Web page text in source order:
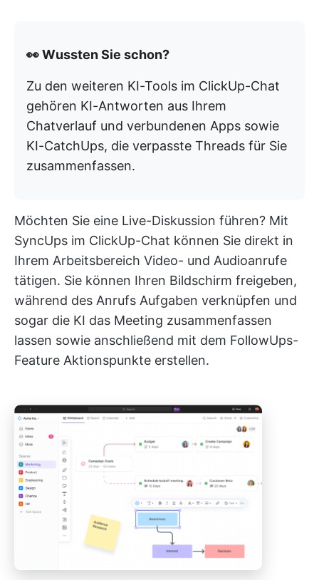
👀 Wussten Sie schon?
Zu den weiteren KI-Tools im ClickUp-Chat
gehören KI-Antworten aus Ihrem
Chatverlauf und verbundenen Apps sowie
KI-CatchUps, die verpasste Threads für Sie
zusammenfassen.
Möchten Sie eine Live-Diskussion führen? Mit
SyncUps im ClickUp-Chat können Sie direkt in
Ihrem Arbeitsbereich Video- und Audioanrufe
tätigen. Sie können Ihren Bildschirm freigeben,
während des Anrufs Aufgaben verknüpfen und
sogar die KI das Meeting zusammenfassen
lassen sowie anschließend mit dem FollowUps-
Feature Aktionspunkte erstellen.